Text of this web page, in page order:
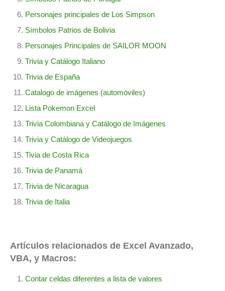
Personajes principales de Los Simpson
Símbolos Patrios de Bolivia
Personajes Principales de SAILOR MOON
Trivia y Catálogo Italiano
Trivia de España
Catalogo de imágenes (automóviles)
Lista Pokemon Excel
Trivia Colombiana y Catálogo de Imágenes
Trivia y Catálogo de Videojuegos
Tivia de Costa Rica
Trivia de Panamá
Trivia de Nicaragua
Trivia de Italia
Artículos relacionados de Excel Avanzado,
VBA, y Macros:
Contar celdas diferentes a lista de valores